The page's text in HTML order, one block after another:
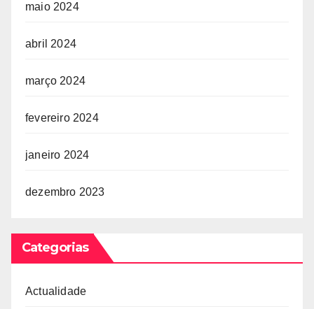
maio 2024
abril 2024
março 2024
fevereiro 2024
janeiro 2024
dezembro 2023
Categorias
Actualidade